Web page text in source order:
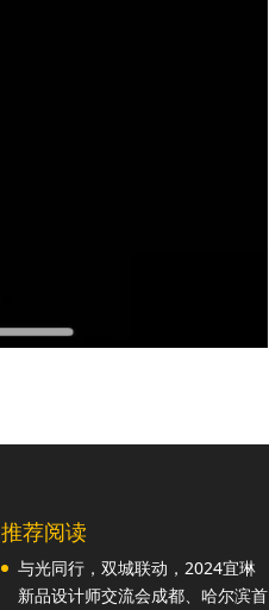
推荐阅读
与光同行，双城联动，2024宜琳
新品设计师交流会成都、哈尔滨首